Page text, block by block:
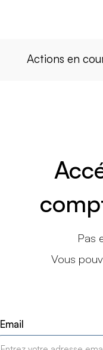
Actions en
Pas
Vous
Email